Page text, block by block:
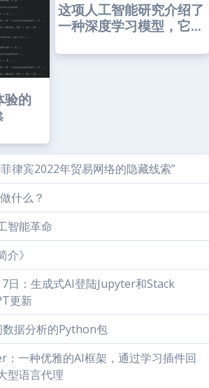
验的
这项人工智能研究介绍了
一种深度学习模型，它...
律宾2022年贸易网络的隐藏线索”
什么？
智能革命
介》
日：生成式AI登陆Jupyter和Stack
更新
据分析的Python包
一种优雅的AI框架，通过学习插件回
型语言代理